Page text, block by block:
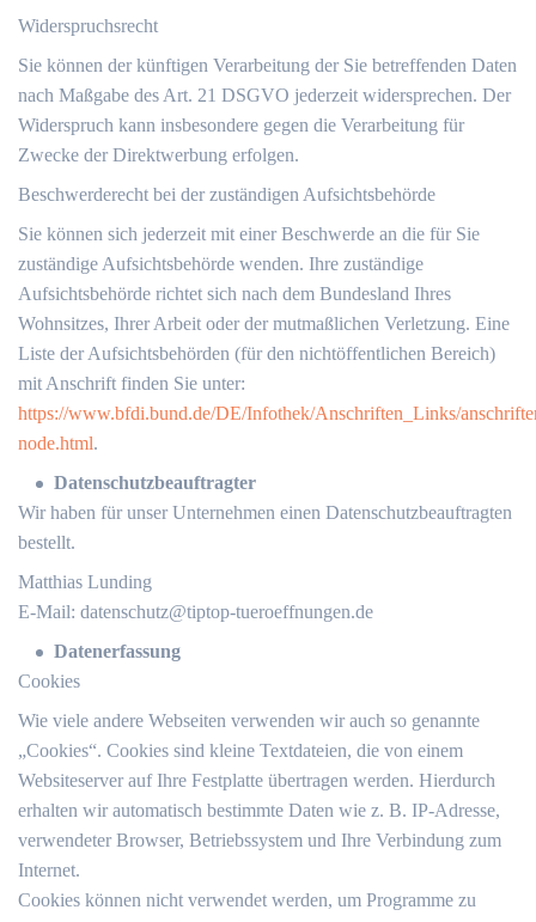
Widerspruchsrecht
Sie können der künftigen Verarbeitung der Sie betreffenden Daten
nach Maßgabe des Art. 21 DSGVO jederzeit widersprechen. Der
Widerspruch kann insbesondere gegen die Verarbeitung für
Zwecke der Direktwerbung erfolgen.
Beschwerderecht bei der zuständigen Aufsichtsbehörde
Sie können sich jederzeit mit einer Beschwerde an die für Sie
zuständige Aufsichtsbehörde wenden. Ihre zuständige
Aufsichtsbehörde richtet sich nach dem Bundesland Ihres
Wohnsitzes, Ihrer Arbeit oder der mutmaßlichen Verletzung. Eine
Liste der Aufsichtsbehörden (für den nichtöffentlichen Bereich)
mit Anschrift finden Sie unter:
https://www.bfdi.bund.de/DE/Infothek/Anschriften_Links/
node.html.
Datenschutzbeauftragter
Wir haben für unser Unternehmen einen Datenschutzbeauftragten
bestellt.
Matthias Lunding
E-Mail: datenschutz@tiptop-tueroeffnungen.de
Datenerfassung
Cookies
Wie viele andere Webseiten verwenden wir auch so genannte
„Cookies“. Cookies sind kleine Textdateien, die von einem
Websiteserver auf Ihre Festplatte übertragen werden. Hierdurch
erhalten wir automatisch bestimmte Daten wie z. B. IP-Adresse,
verwendeter Browser, Betriebssystem und Ihre Verbindung zum
Internet.
Cookies können nicht verwendet werden, um Programme zu